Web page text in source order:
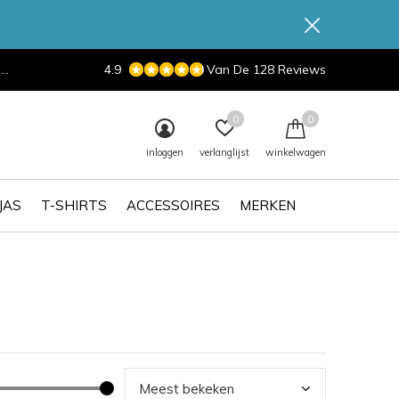
T-SHIRTS ACCESSOIRES MERKEN
inloggen verlanglijst
0
winkelwagen
0
4.9 Van De 128 Reviews